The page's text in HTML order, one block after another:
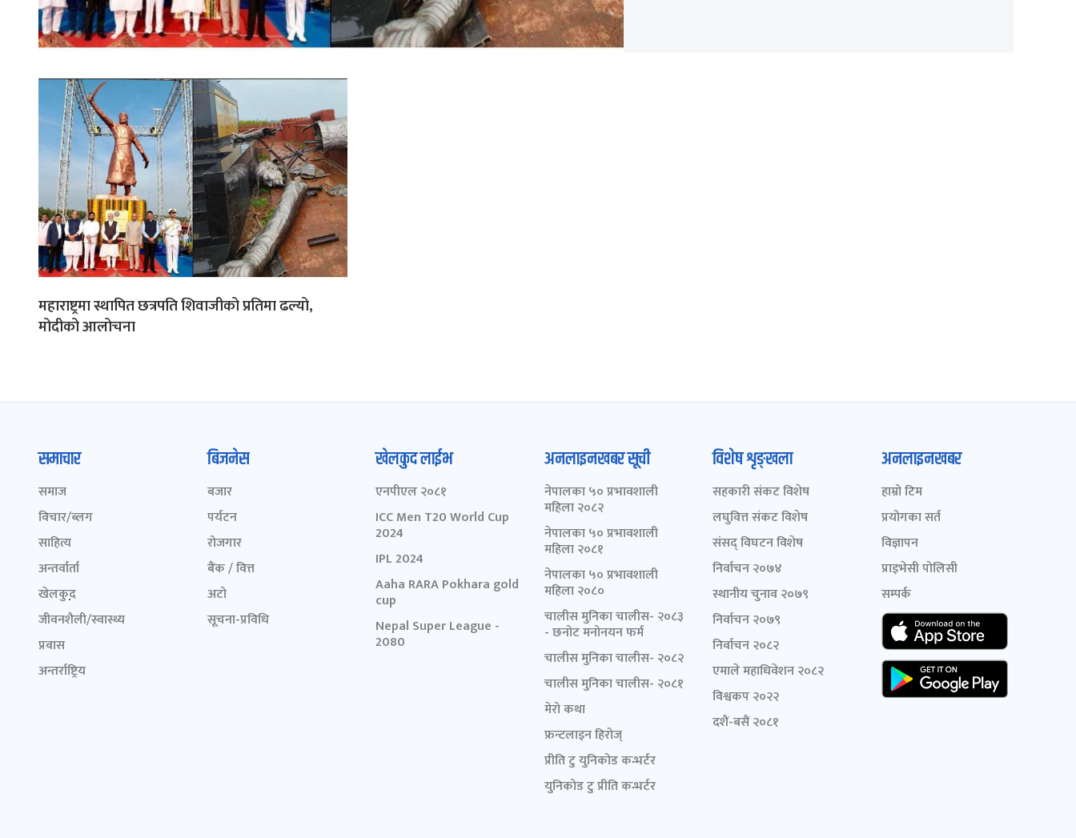
महाराष्ट्रमा स्थापित छत्रपति शिवाजीको प्रतिमा ढल्यो,
मोदीको आलोचना
समाचार
समाज
विचार/ब्लग
साहित्य
अन्तर्वार्ता
खेलकुद़़
जीवनशैली/स्वास्थ्य
प्रवास
अन्तर्राष्ट्रिय
बिजनेस
बजार
पर्यटन
रोजगार
बैंक / वित्त
अटो
सूचना-प्रविधि
खेलकुद लाईभ
एनपीएल २०८१
ICC Men T20 World Cup
2024
IPL 2024
Aaha RARA Pokhara gold
cup
Nepal Super League -
2080
अनलाइनखबर सूची
नेपालका ५० प्रभावशाली
महिला २०८२
नेपालका ५० प्रभावशाली
महिला २०८१
नेपालका ५० प्रभावशाली
महिला २०८०
चालीस मुनिका चालीस- २०८३
- छनोट मनोनयन फर्म
चालीस मुनिका चालीस- २०८२
चालीस मुनिका चालीस- २०८१
मेरो कथा
फ्रन्टलाइन हिरोज्
प्रीति टु युनिकोड कन्भर्टर
युनिकोड टु प्रीति कन्भर्टर
विशेष शृङ्खला
सहकारी संकट विशेष
लघुवित्त संकट विशेष
संसद् विघटन विशेष
निर्वाचन २०७४
स्थानीय चुनाव २०७९
निर्वाचन २०७९
निर्वाचन २०८२
एमाले महाधिवेशन २०८२
विश्वकप २०२२
दशैं-बसैं २०८१
अनलाइनखबर
हाम्रो टिम
प्रयोगका सर्त
विज्ञापन
प्राइभेसी पोलिसी
सम्पर्क